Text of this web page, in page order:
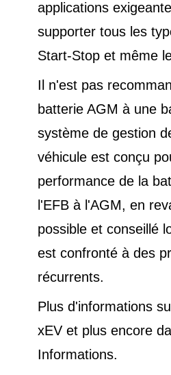
applications
supporter tous les
Start-Stop et même
Il n'est pas
batterie AGM à une
système de gestion
véhicule est conçu
performance de la
l'EFB à l'AGM, en
possible et conseillé
est confronté à des
récurrents.
Plus d'informations
xEV et plus encore
Informations.